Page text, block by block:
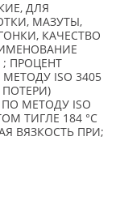
ДЛЯ
МАЗУТЫ,
КАЧЕСТВО
ПРОЦЕНТ
ISO 3405
ПОТЕРИ)
ПО МЕТОДУ ISO
ТИГЛЕ 184 °С
ВЯЗКОСТЬ ПРИ;